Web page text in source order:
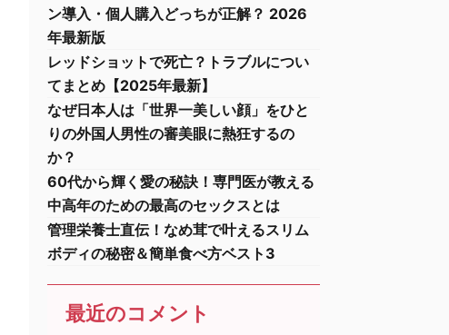
ン導入・個人購入どっちが正解？ 2026
年最新版
レッドショットで死亡？トラブルについ
てまとめ【2025年最新】
なぜ日本人は「世界一美しい顔」をひと
りの外国人男性の審美眼に熱狂するの
か？
60代から輝く愛の秘訣！専門医が教える
中高年のための最高のセックスとは
管理栄養士直伝！なめ茸で叶えるスリム
ボディの秘密＆簡単食べ方ベスト3
最近のコメント